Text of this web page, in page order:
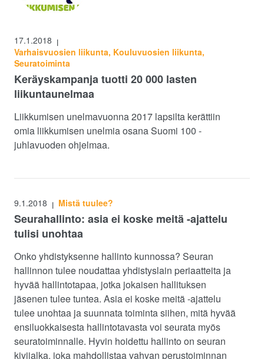
17.1.2018 |
Varhaisvuosien liikunta, Kouluvuosien liikunta,
Seuratoiminta
Keräyskampanja tuotti 20 000 lasten
liikuntaunelmaa
Liikkumisen unelmavuonna 2017 lapsilta kerättiin
omia liikkumisen unelmia osana Suomi 100 -
juhlavuoden ohjelmaa.
9.1.2018 | Mistä tuulee?
Seurahallinto: asia ei koske meitä -ajattelu
tulisi unohtaa
Onko yhdistyksenne hallinto kunnossa? Seuran
hallinnon tulee noudattaa yhdistyslain periaatteita ja
hyvää hallintotapaa, jotka jokaisen hallituksen
jäsenen tulee tuntea. Asia ei koske meitä -ajattelu
tulee unohtaa ja suunnata toiminta siihen, mitä hyvää
ensiluokkaisesta hallintotavasta voi seurata myös
seuratoiminnalle. Hyvin hoidettu hallinto on seuran
kivijalka, joka mahdollistaa vahvan perustoiminnan